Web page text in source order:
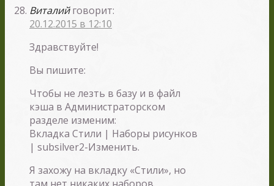
Виталий говорит:
20.12.2015 в 12:10
Здравствуйте!
Вы пишите:
Чтобы не лезть в базу и в файл
кэша в Администраторском
разделе изменим:
Вкладка Стили | Наборы рисунков
| subsilver2-Изменить.
Я захожу на вкладку «Стили», но